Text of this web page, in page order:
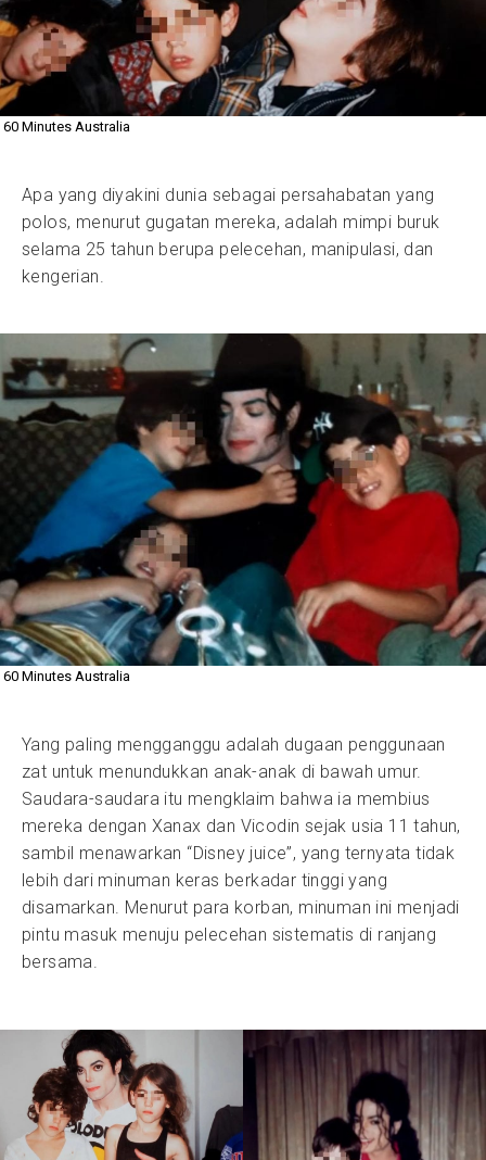
60 Minutes Australia
Apa yang diyakini dunia sebagai persahabatan yang
polos, menurut gugatan mereka, adalah mimpi buruk
selama 25 tahun berupa pelecehan, manipulasi, dan
kengerian.
60 Minutes Australia
Yang paling mengganggu adalah dugaan penggunaan
zat untuk menundukkan anak-anak di bawah umur.
Saudara-saudara itu mengklaim bahwa ia membius
mereka dengan Xanax dan Vicodin sejak usia 11 tahun,
sambil menawarkan “Disney juice”, yang ternyata tidak
lebih dari minuman keras berkadar tinggi yang
disamarkan. Menurut para korban, minuman ini menjadi
pintu masuk menuju pelecehan sistematis di ranjang
bersama.